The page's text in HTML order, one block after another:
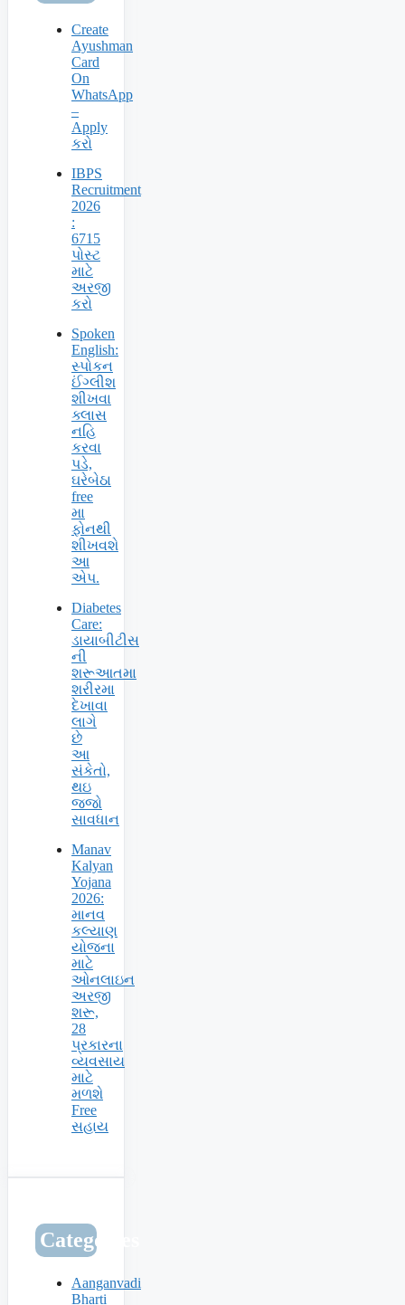
Create
Ayushman
Card
On
WhatsApp
–
Apply
કરો
IBPS
Recruitment
2026
:
6715
પોસ્ટ
માટે
અરજી
કરો
Spoken
English:
સ્પોકન
ઈંગ્લીશ
શીખવા
ક્લાસ
નહિ
કરવા
પડે,
ઘરેબેઠા
free
મા
ફોનથી
શીખવશે
આ
એપ.
Diabetes
Care:
ડાયાબીટીસ
ની
શરૂઆતમા
શરીરમા
દેખાવા
લાગે
છે
આ
સંકેતો,
થઇ
જજો
સાવધાન
Manav
Kalyan
Yojana
2026:
માનવ
કલ્યાણ
યોજના
માટે
ઓનલાઇન
અરજી
શરૂ,
28
પ્રકારના
વ્યવસાય
માટે
મળશે
Free
સહાય
Categories
Aanganvadi
Bharti